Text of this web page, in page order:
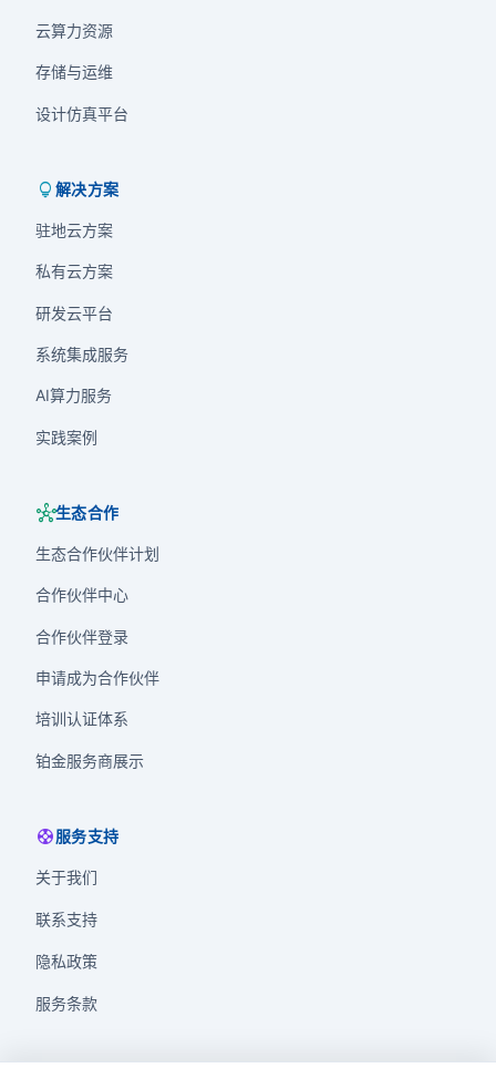
云算力资源
存储与运维
设计仿真平台
lightbulb 解决方案
驻地云方案
私有云方案
研发云平台
系统集成服务
AI算力服务
实践案例
hub生态合作
生态合作伙伴计划
合作伙伴中心
合作伙伴登录
申请成为合作伙伴
培训认证体系
铂金服务商展示
support服务支持
关于我们
联系支持
隐私政策
服务条款